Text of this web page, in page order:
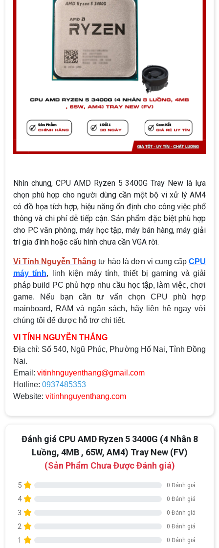
Nhìn chung, CPU AMD Ryzen 5 3400G Tray New là lựa
chọn phù hợp cho người dùng cần một bộ vi xử lý AM4
có đồ họa tích hợp, hiệu năng ổn định cho công việc phổ
thông và chi phí dễ tiếp cận. Sản phẩm đặc biệt phù hợp
cho PC văn phòng, máy học tập, máy bán hàng, máy giải
trí gia đình hoặc cấu hình chưa cần VGA rời.
Vi Tính Nguyễn Thắng tự hào là đơn vị cung cấp CPU
máy tính, linh kiện máy tính, thiết bị gaming và giải
pháp build PC phù hợp nhu cầu học tập, làm việc, chơi
game. Nếu bạn cần tư vấn chọn CPU phù hợp
mainboard, RAM và ngân sách, hãy liên hệ ngay với
chúng tôi để được hỗ trợ chi tiết.
VI TÍNH NGUYỄN THẮNG
Địa chỉ: Số 540, Ngũ Phúc, Phường Hố Nai, Tỉnh Đồng
Nai.
Email: vitinhnguyenthang@gmail.com
Hotline: 0937485353
Website: vitinhnguyenthang.com
Đánh giá CPU AMD Ryzen 5 3400G (4 Nhân 8
Luồng, 4MB , 65W, AM4) Tray New (FV)
(Sản Phẩm Chưa Được Đánh giá)
5 0 Đánh giá
4 0 Đánh giá
3 0 Đánh giá
2 0 Đánh giá
1 0 Đánh giá